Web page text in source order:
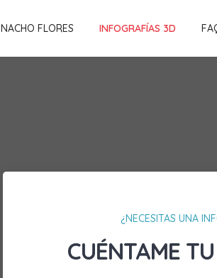
NACHO FLORES INFOGRAFÍAS 3D
¿NECESITAS UNA
CUÉNTAME TU